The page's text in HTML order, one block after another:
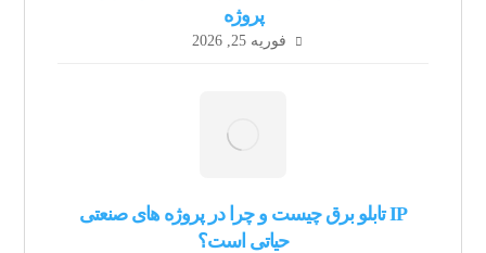
پروژه
فوریه 25, 2026
IP تابلو برق چیست و چرا در پروژه های صنعتی
حیاتی است؟